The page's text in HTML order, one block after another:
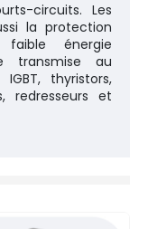
circuits. Les
la protection
énergie
transmise au
thyristors,
redresseurs et